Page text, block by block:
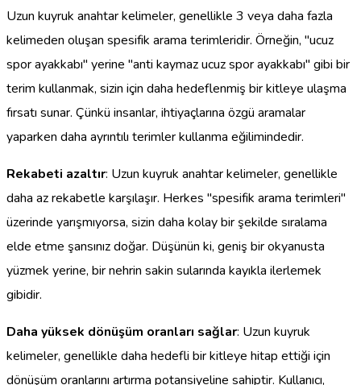
Uzun kuyruk anahtar kelimeler, genellikle 3 veya daha fazla
kelimeden oluşan spesifik arama terimleridir. Örneğin, "ucuz
spor ayakkabı" yerine "anti kaymaz ucuz spor ayakkabı" gibi bir
terim kullanmak, sizin için daha hedeflenmiş bir kitleye ulaşma
fırsatı sunar. Çünkü insanlar, ihtiyaçlarına özgü aramalar
yaparken daha ayrıntılı terimler kullanma eğilimindedir.
Rekabeti azaltır: Uzun kuyruk anahtar kelimeler, genellikle
daha az rekabetle karşılaşır. Herkes "spesifik arama terimleri"
üzerinde yarışmıyorsa, sizin daha kolay bir şekilde sıralama
elde etme şansınız doğar. Düşünün ki, geniş bir okyanusta
yüzmek yerine, bir nehrin sakin sularında kayıkla ilerlemek
gibidir.
Daha yüksek dönüşüm oranları sağlar: Uzun kuyruk
kelimeler, genellikle daha hedefli bir kitleye hitap ettiği için
dönüşüm oranlarını artırma potansiyeline sahiptir. Kullanıcı,